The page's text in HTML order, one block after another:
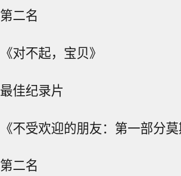
第二名
《对不起，宝贝》
最佳纪录片
《不受欢迎的朋友：第一部分
第二名